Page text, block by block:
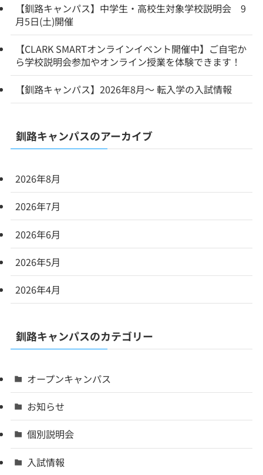
【釧路キャンパス】中学生・高校生対象学校説明会 9
月5日(土)開催
【CLARK SMARTオンラインイベント開催中】ご自宅か
ら学校説明会参加やオンライン授業を体験できます！
【釧路キャンパス】2026年8月～ 転入学の入試情報
釧路キャンパスのアーカイブ
2026年8月
2026年7月
2026年6月
2026年5月
2026年4月
釧路キャンパスのカテゴリー
オープンキャンパス
お知らせ
個別説明会
入試情報